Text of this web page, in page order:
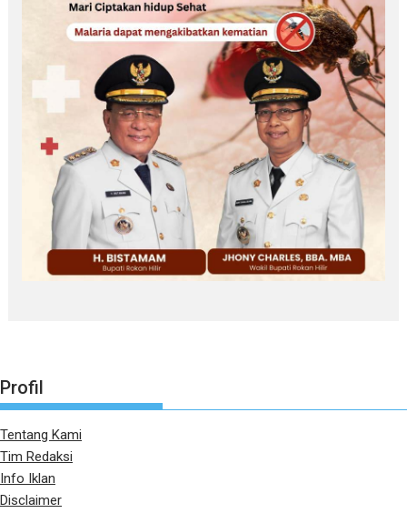
Profil
Tentang Kami
Tim Redaksi
Info Iklan
Disclaimer